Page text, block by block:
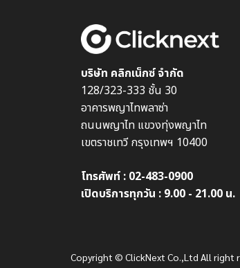
บริษัท คลิกเน็กซ์ จำกัด
128/323-333 ชั้น 30
อาคารพญาไทพลาซ่า
ถนนพญาไท แขวงทุ่งพญาไท
เขตราชเทวี กรุงเทพฯ 10400
โทรศัพท์ : 02-483-0900
เปิดบริการทุกวัน : 9.00 - 21.00 น.
Copyright © ClickNext Co.,Ltd All right